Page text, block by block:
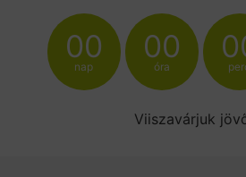
00
nap
00
óra
Viiszavárjuk